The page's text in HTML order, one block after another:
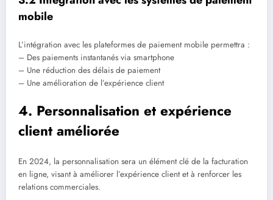
mobile
L’intégration avec les plateformes de paiement mobile permettra :
– Des paiements instantanés via smartphone
– Une réduction des délais de paiement
– Une amélioration de l’expérience client
4. Personnalisation et expérience
client améliorée
En 2024, la personnalisation sera un élément clé de la facturation
en ligne, visant à améliorer l’expérience client et à renforcer les
relations commerciales.